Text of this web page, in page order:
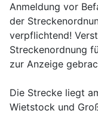
Anmeldung vor
der
verpflichtend!
Streckenordnung
zur Anzeige
Die Strecke liegt
Wietstock und